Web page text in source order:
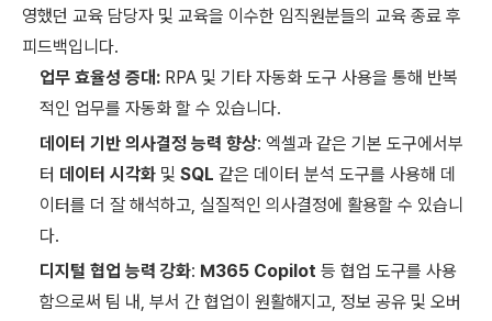
영했던 교육 담당자 및 교육을 이수한 임직원분들의 교육 종료 후
피드백입니다.
업무 효율성 증대: RPA 및 기타 자동화 도구 사용을 통해 반복
적인 업무를 자동화 할 수 있습니다.
데이터 기반 의사결정 능력 향상: 엑셀과 같은 기본 도구에서부
터 데이터 시각화 및 SQL 같은 데이터 분석 도구를 사용해 데
이터를 더 잘 해석하고, 실질적인 의사결정에 활용할 수 있습니
다.
디지털 협업 능력 강화: M365 Copilot 등 협업 도구를 사용
함으로써 팀 내, 부서 간 협업이 원활해지고, 정보 공유 및 오버